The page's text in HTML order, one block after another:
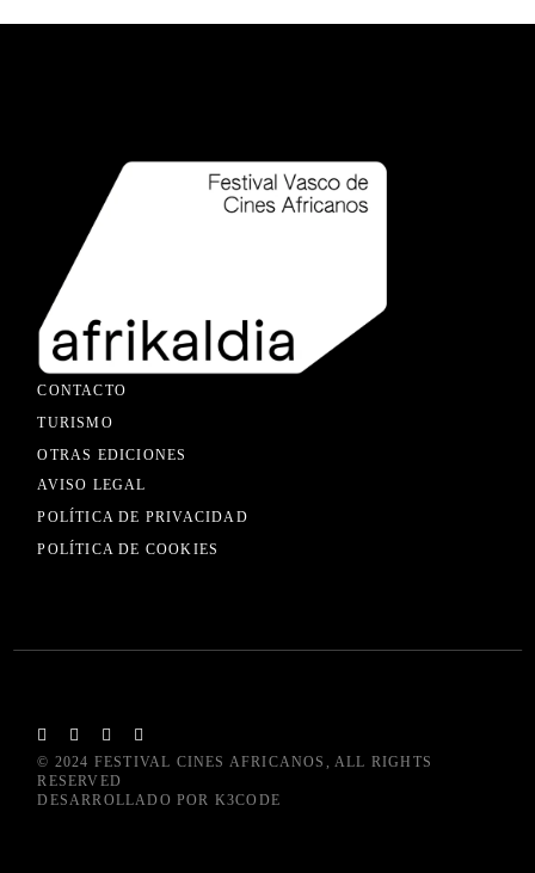
CONTACTO
TURISMO
OTRAS EDICIONES
AVISO LEGAL
POLÍTICA DE PRIVACIDAD
POLÍTICA DE COOKIES
© 2024 FESTIVAL CINES AFRICANOS
, ALL RIGHTS
RESERVED
DESARROLLADO POR K3CODE